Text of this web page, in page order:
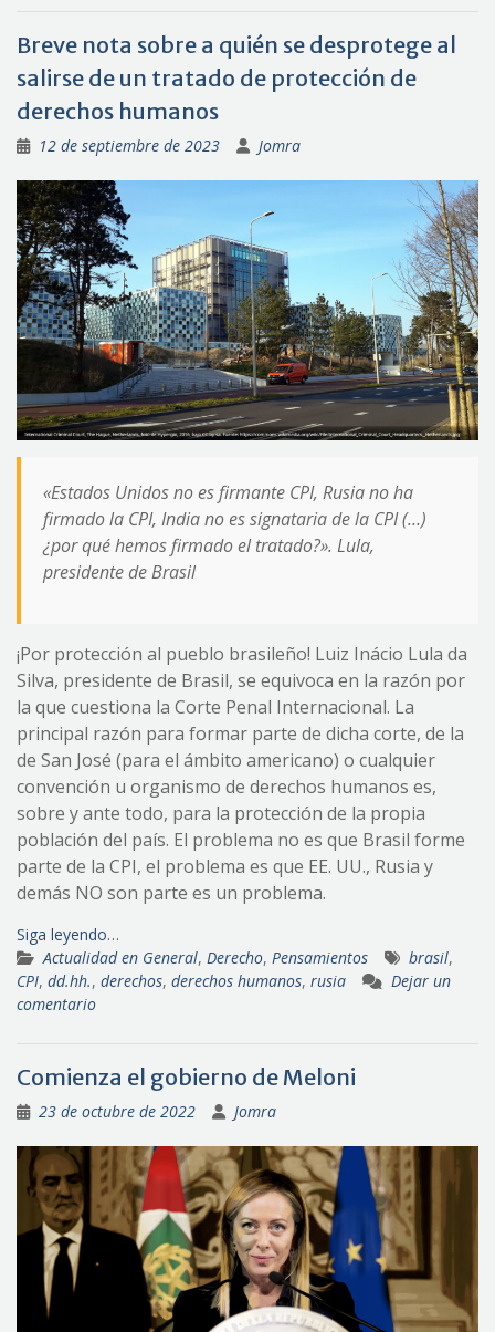
Breve nota sobre a quién se desprotege al
salirse de un tratado de protección de
derechos humanos
12 de septiembre de 2023 Jomra
«Estados Unidos no es firmante CPI, Rusia no ha
firmado la CPI, India no es signataria de la CPI (…)
¿por qué hemos firmado el tratado?». Lula,
presidente de Brasil
¡Por protección al pueblo brasileño! Luiz Inácio Lula da
Silva, presidente de Brasil, se equivoca en la razón por
la que cuestiona la Corte Penal Internacional. La
principal razón para formar parte de dicha corte, de la
de San José (para el ámbito americano) o cualquier
convención u organismo de derechos humanos es,
sobre y ante todo, para la protección de la propia
población del país. El problema no es que Brasil forme
parte de la CPI, el problema es que EE. UU., Rusia y
demás NO son parte es un problema.
Siga leyendo…
Actualidad en General, Derecho, Pensamientos brasil,
CPI, dd.hh., derechos, derechos humanos, rusia
Dejar un
comentario
Comienza el gobierno de Meloni
23 de octubre de 2022 Jomra